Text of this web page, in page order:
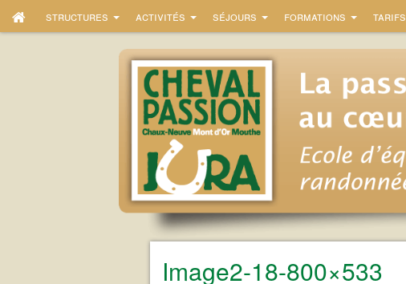
structures activités séjours formations tarifs
Image2-18-800×533